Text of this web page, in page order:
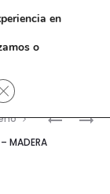
del
MESA
MESA
MADERA
en
o
Cerrar el banner de